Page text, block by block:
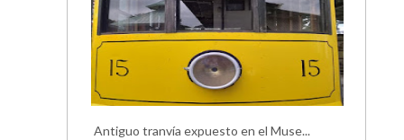
Antiguo tranvía expuesto en el Muse...